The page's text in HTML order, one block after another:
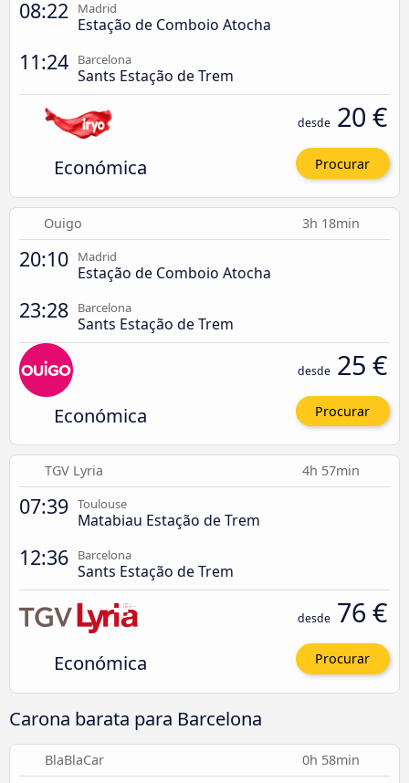
08:22 Madrid
Estação de Comboio Atocha
11:24 Barcelona
Sants Estação de Trem
Económica
desde 20 €
Procurar
Ouigo 3h 18min
20:10 Madrid
Estação de Comboio Atocha
23:28 Barcelona
Sants Estação de Trem
Económica
desde 25 €
Procurar
TGV Lyria 4h 57min
07:39 Toulouse
Matabiau Estação de Trem
12:36 Barcelona
Sants Estação de Trem
Económica
desde 76 €
Procurar
Carona barata para Barcelona
BlaBlaCar 0h 58min